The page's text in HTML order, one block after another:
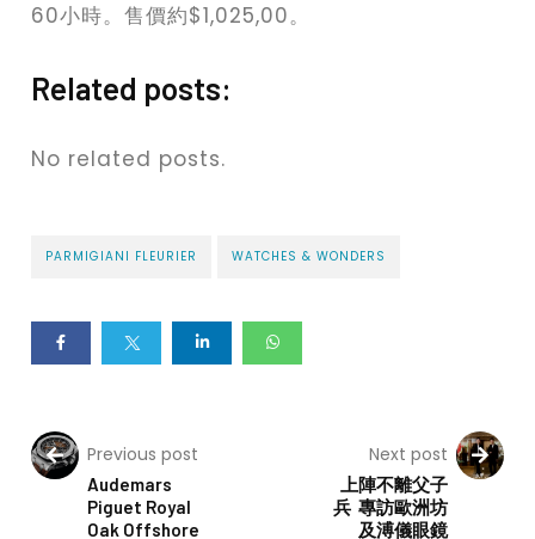
60小時。售價約$1,025,00。
Related posts:
No related posts.
PARMIGIANI FLEURIER WATCHES & WONDERS
Previous post
Audemars
Piguet Royal
Oak Offshore
Next post
上陣不離父子
兵 專訪歐洲坊
及溥儀眼鏡